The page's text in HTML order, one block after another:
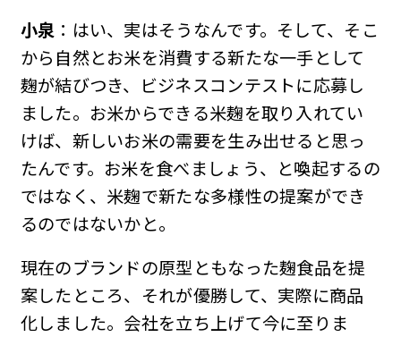
小泉 ：はい、実はそうなんです。そして、そこ
から自然とお米を消費する新たな一手として
麹が結びつき、ビジネスコンテストに応募し
ました。お米からできる米麹を取り入れてい
けば、新しいお米の需要を生み出せると思っ
たんです。お米を食べましょう、と喚起するの
ではなく、米麹で新たな多様性の提案ができ
るのではないかと。
現在のブランドの原型ともなった麹食品を提
案したところ、それが優勝して、実際に商品
化しました。会社を立ち上げて今に至りま